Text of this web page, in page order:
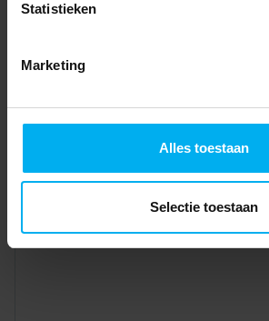
Statistieken
Marketing
Alles toestaan
Selectie toestaan